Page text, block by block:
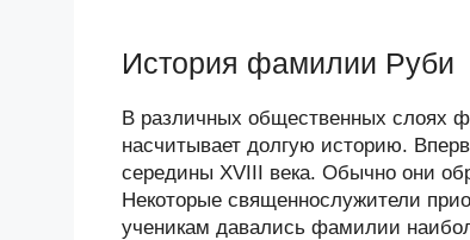
История фамилии Руби
В различных общественных слоях
насчитывает долгую историю.
середины XVIII века. Обычно они
Некоторые священнослужители
ученикам давались фамилии